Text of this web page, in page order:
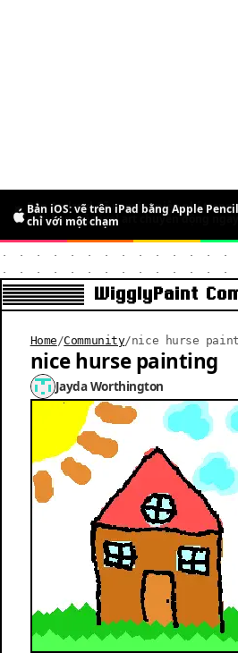
Bản Android đã ra mắt: miễn phí
giới hạn, vẽ pixel art chuyển động ngay
Bản iOS: vẽ trên iPad bằng Apple
chỉ với một chạm
WigglyPaint
Home /Community/nice hurse
nice hurse painting
Jayda Worthington